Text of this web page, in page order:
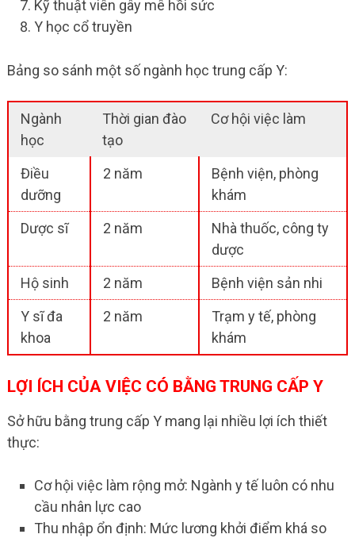
Kỹ thuật viên gây mê hồi sức
Y học cổ truyền
Bảng so sánh một số ngành học trung cấp Y:
Ngành
học
Thời gian đào
tạo
Cơ hội việc làm
Điều
dưỡng
2 năm
Bệnh viện, phòng
khám
Dược sĩ
2 năm
Nhà thuốc, công ty
dược
Hộ sinh
2 năm
Bệnh viện sản nhi
Y sĩ đa
khoa
2 năm
Trạm y tế, phòng
khám
LỢI ÍCH CỦA VIỆC CÓ BẰNG TRUNG CẤP Y
Sở hữu bằng trung cấp Y mang lại nhiều lợi ích thiết
thực:
Cơ hội việc làm rộng mở: Ngành y tế luôn có nhu
cầu nhân lực cao
Thu nhập ổn định: Mức lương khởi điểm khá so